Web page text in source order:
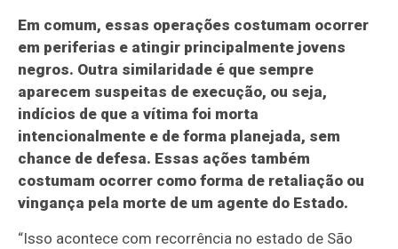
Em comum, essas operações costumam ocorrer
em periferias e atingir principalmente jovens
negros. Outra similaridade é que sempre
aparecem suspeitas de execução, ou seja,
indícios de que a vítima foi morta
intencionalmente e de forma planejada, sem
chance de defesa. Essas ações também
costumam ocorrer como forma de retaliação ou
vingança pela morte de um agente do Estado.
“Isso acontece com recorrência no estado de São